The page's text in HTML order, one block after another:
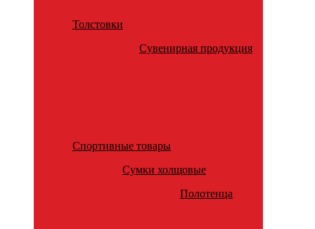
Толстовки
Сувенирная продукция
Спортивные товары
Сумки холщовые
Полотенца